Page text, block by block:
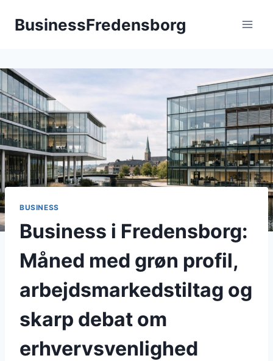
BusinessFredensborg
BUSINESS
Business i Fredensborg:
Måned med grøn profil,
arbejdsmarkedstiltag og
skarp debat om
erhvervsvenlighed